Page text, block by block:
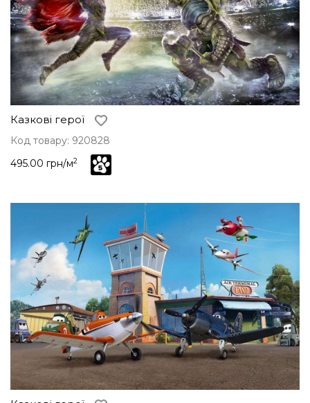
Казкові герої
Код товару: 920828
495.00 грн/м2